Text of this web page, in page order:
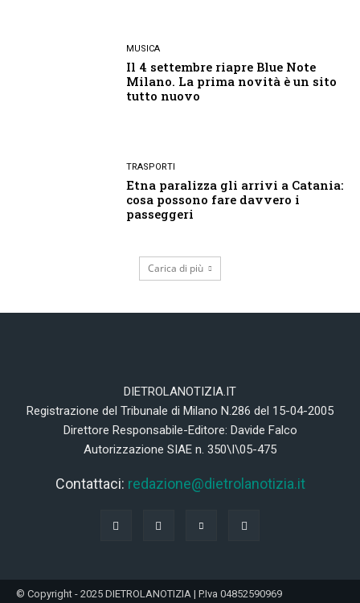
MUSICA
Il 4 settembre riapre Blue Note
Milano. La prima novità è un sito
tutto nuovo
TRASPORTI
Etna paralizza gli arrivi a Catania:
cosa possono fare davvero i
passeggeri
Carica di più
DIETROLANOTIZIA.IT
Registrazione del Tribunale di Milano N.286 del 15-04-2005
Direttore Responsabile-Editore: Davide Falco
Autorizzazione SIAE n. 350\I\05-475
Contattaci: redazione@dietrolanotizia.it
© Copyright - 2025 DIETROLANOTIZIA | P.Iva 04852590969